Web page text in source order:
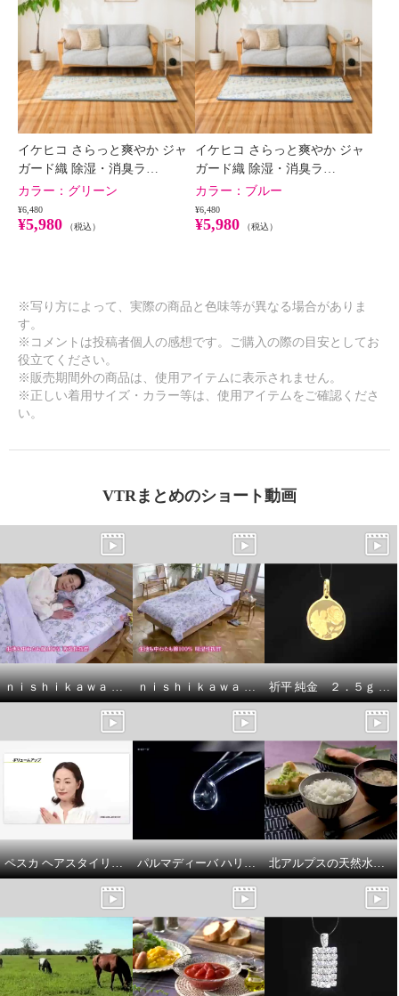
イケヒコ さらっと爽やか ジャガ
ード織 除湿・消臭ラグ ＜９０×１
８０ｃｍ＞
グリーン
イケヒコ さらっと爽やか ジャガ
ード織 除湿・消臭ラグ ＜９０×１
８０ｃｍ＞
ブルー
イケヒコ さらっと爽やか ジャ
ガード織 除湿・消臭ラ…
カラー： グリーン
¥6,480
¥5,980 （税込）
イケヒコ さらっと爽やか ジャ
ガード織 除湿・消臭ラ…
カラー： ブルー
¥6,480
¥5,980 （税込）
※写り方によって、実際の商品と色味等が異なる場合がありま
す。
※コメントは投稿者個人の感想です。ご購入の際の目安としてお
役立てください。
※販売期間外の商品は、使用アイテムに表示されません。
※正しい着用サイズ・カラー等は、使用アイテムをご確認くださ
い。
VTRまとめのショート動画
ｎｉｓｈｉｋａｗａ オールコットン 抗菌 リバーシブル やわらか水洗い敷きパッド ＜シングル＞ ＜セミダブル＞ ＜ダブル＞ ｎｉｓｈｉｋａｗａ オールコットン 抗菌 リバーシブル やわらか水洗い キルトケット ＜シングル＞ 祈平 純金 ２．５ｇ ＰＡＭＰ社製 バラの妖精 リバーシブルコイン ペンダントトップ
ペスカ ヘアスタイリングにも スキンケアにも使える！ クリア スタイリング ジェル－ＥＸ ２本増量セット パルマディーバ ハリツヤ潤い 衝撃の集中ケア美容液！ Ｎｏ１１８ ２．６本分増量特別セット 北アルプスの天然水仕立て ふんわりごはん 富山県入善町のこしひかり